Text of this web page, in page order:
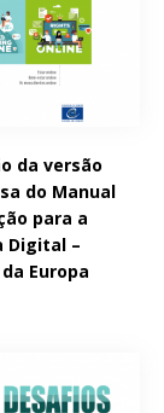
da versão
do Manual
para a
Digital –
Europa